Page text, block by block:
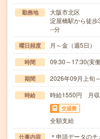
勤務地
大阪市北区
淀屋橋駅から徒
--分
曜日頻度 月～金（週5日）
時間 09:30～17:30(実
期間 2026年09月上旬
時給 時給1550円 月収
交通費
全額支給
仕事内容
＊申請データの